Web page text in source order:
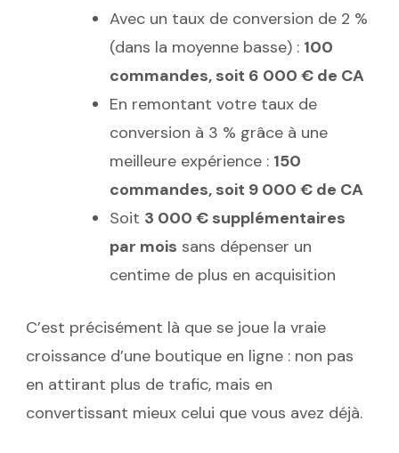
Avec un taux de conversion de 2 %
(dans la moyenne basse) : 100
commandes, soit 6 000 € de CA
En remontant votre taux de
conversion à 3 % grâce à une
meilleure expérience : 150
commandes, soit 9 000 € de CA
Soit 3 000 € supplémentaires
par mois sans dépenser un
centime de plus en acquisition
C’est précisément là que se joue la vraie
croissance d’une boutique en ligne : non pas
en attirant plus de trafic, mais en
convertissant mieux celui que vous avez déjà.